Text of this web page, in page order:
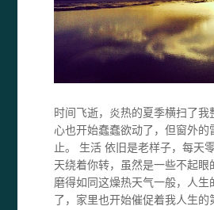
时间飞逝，炎热的夏季横扫了我
心也开始蠢蠢欲动了，但窗外的
止。 生活 依旧是老样子，每天
天绕着你转，虽然是一些不起
磨得如同这燥热天气一般，人
了，家里也开始催促着我人生的